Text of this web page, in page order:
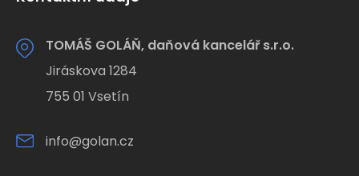
TOMÁŠ GOLÁŇ, daňová kancelář s.r.o.
Jiráskova 1284
755 01 Vsetín
info@golan.cz